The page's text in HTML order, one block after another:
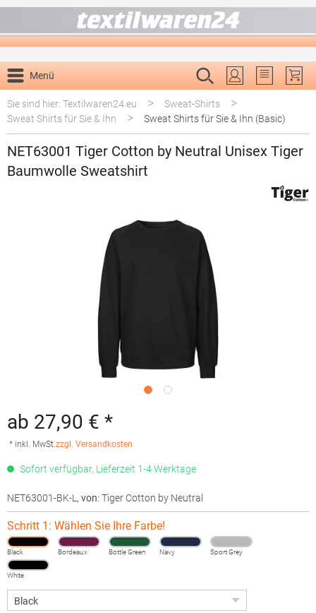
Menü
Du hast 0
Sie sind hier: Textilwaren24.eu
> Sweat-Shirts >
Sweat Shirts für Sie & Ihn > Sweat Shirts für Sie & Ihn (Basic)
NET63001 Tiger Cotton by Neutral Unisex Tiger
Baumwolle Sweatshirt
Bildergalerie überspringen
ab 27,90 € *
* inkl. MwSt.zzgl. Versandkosten
Sofort verfügbar, Lieferzeit 1-4 Werktage
NET63001-BK-L , von: Tiger Cotton by Neutral
Schritt 1: Wählen Sie Ihre Farbe!
Black Bordeaux Bottle Green Navy Sport Grey
White